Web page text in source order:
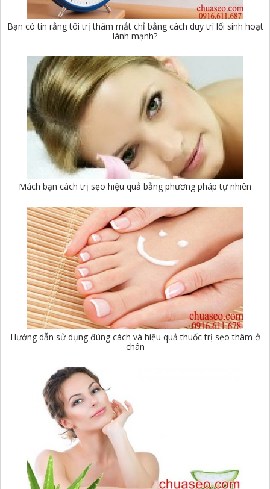
Bạn có tin rằng tôi trị thâm mắt chỉ bằng cách duy trì lối sinh hoạt
lành mạnh?
Mách bạn cách trị sẹo hiệu quả bằng phương pháp tự nhiên
Hướng dẫn sử dụng đúng cách và hiệu quả thuốc trị sẹo thâm ở
chân